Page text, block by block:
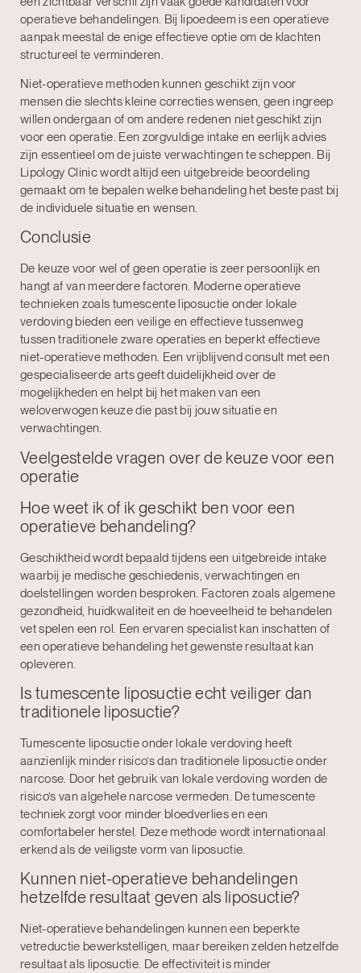
operatieve behandelingen. Bij lipoedeem is een operatieve
aanpak meestal de enige effectieve optie om de klachten
structureel te verminderen.
Niet-operatieve methoden kunnen geschikt zijn voor
mensen die slechts kleine correcties wensen, geen ingreep
willen ondergaan of om andere redenen niet geschikt zijn
voor een operatie. Een zorgvuldige intake en eerlijk advies
zijn essentieel om de juiste verwachtingen te scheppen. Bij
Lipology Clinic wordt altijd een uitgebreide beoordeling
gemaakt om te bepalen welke behandeling het beste past bij
de individuele situatie en wensen.
Conclusie
De keuze voor wel of geen operatie is zeer persoonlijk en
hangt af van meerdere factoren. Moderne operatieve
technieken zoals tumescente liposuctie onder lokale
verdoving bieden een veilige en effectieve tussenweg
tussen traditionele zware operaties en beperkt effectieve
niet-operatieve methoden. Een vrijblijvend consult met een
gespecialiseerde arts geeft duidelijkheid over de
mogelijkheden en helpt bij het maken van een
weloverwogen keuze die past bij jouw situatie en
verwachtingen.
Veelgestelde vragen over de keuze voor een
operatie
Hoe weet ik of ik geschikt ben voor een
operatieve behandeling?
Geschiktheid wordt bepaald tijdens een uitgebreide intake
waarbij je medische geschiedenis, verwachtingen en
doelstellingen worden besproken. Factoren zoals algemene
gezondheid, huidkwaliteit en de hoeveelheid te behandelen
vet spelen een rol. Een ervaren specialist kan inschatten of
een operatieve behandeling het gewenste resultaat kan
opleveren.
Is tumescente liposuctie echt veiliger dan
traditionele liposuctie?
Tumescente liposuctie onder lokale verdoving heeft
aanzienlijk minder risico’s dan traditionele liposuctie onder
narcose. Door het gebruik van lokale verdoving worden de
risico’s van algehele narcose vermeden. De tumescente
techniek zorgt voor minder bloedverlies en een
comfortabeler herstel. Deze methode wordt internationaal
erkend als de veiligste vorm van liposuctie.
Kunnen niet-operatieve behandelingen
hetzelfde resultaat geven als liposuctie?
Niet-operatieve behandelingen kunnen een beperkte
vetreductie bewerkstelligen, maar bereiken zelden hetzelfde
resultaat als liposuctie. De effectiviteit is minder